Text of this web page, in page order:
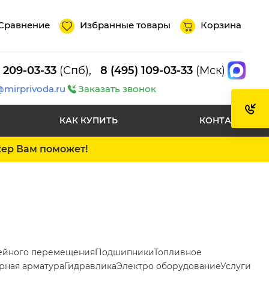
Избранные товары Корзина
209-03-33 (Спб), 8 (495) 109-03-33 (Мск)
Заказать звонок
КАК КУПИТЬ КОНТАКТЫ
Вам поможет!
перемещенияПодшипникиТопливное
арматураГидравликаЭлектро оборудованиеУслуги